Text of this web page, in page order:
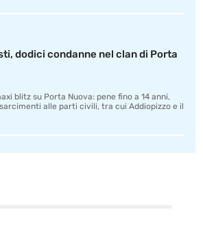
dodici condanne nel clan di Porta
blitz su Porta Nuova: pene fino a 14 anni,
alle parti civili, tra cui Addiopizzo e il